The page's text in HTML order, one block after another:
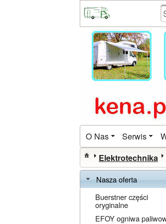
O Nas Serwis
Elektrotechnika
Nasza oferta
Buerstner części
oryginalne
EFOY ogniwa